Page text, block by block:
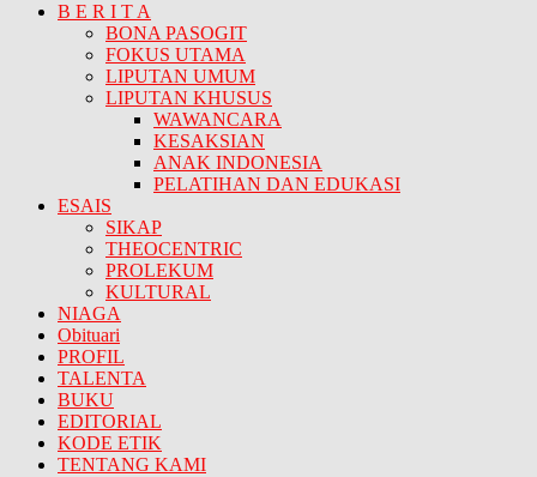
B E R I T A
BONA PASOGIT
FOKUS UTAMA
LIPUTAN UMUM
LIPUTAN KHUSUS
WAWANCARA
KESAKSIAN
ANAK INDONESIA
PELATIHAN DAN EDUKASI
ESAIS
SIKAP
THEOCENTRIC
PROLEKUM
KULTURAL
NIAGA
Obituari
PROFIL
TALENTA
BUKU
EDITORIAL
KODE ETIK
TENTANG KAMI